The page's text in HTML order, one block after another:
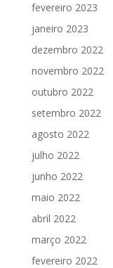
fevereiro 2023
janeiro 2023
dezembro 2022
novembro 2022
outubro 2022
setembro 2022
agosto 2022
julho 2022
junho 2022
maio 2022
abril 2022
março 2022
fevereiro 2022